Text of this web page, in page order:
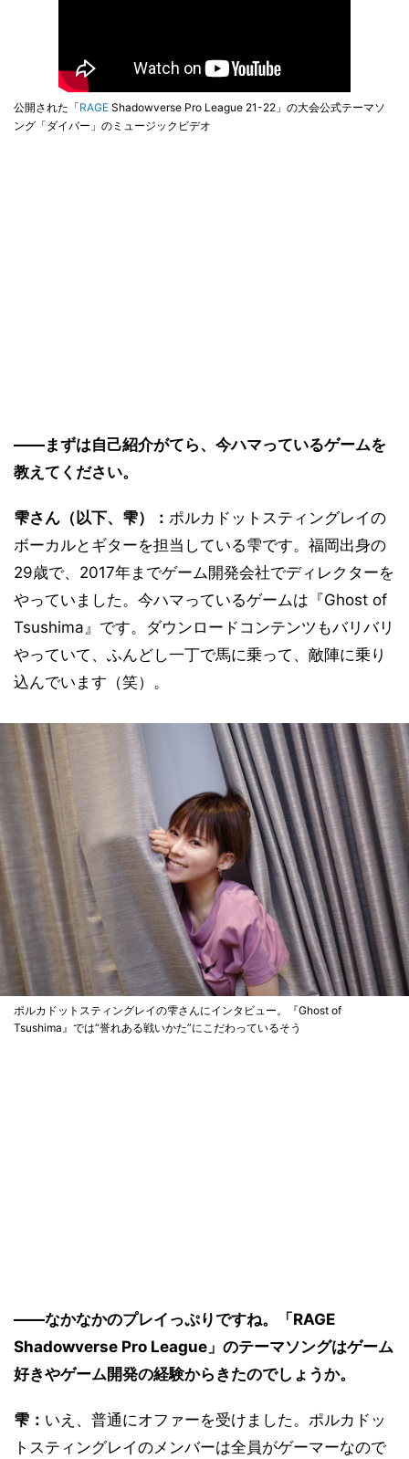
公開された「RAGE Shadowverse Pro League 21-22」の大会公式テーマソ
ング「ダイバー」のミュージックビデオ
――まずは自己紹介がてら、今ハマっているゲームを
教えてください。
雫さん（以下、雫）： ポルカドットスティングレイの
ボーカルとギターを担当している雫です。福岡出身の
29歳で、2017年までゲーム開発会社でディレクターを
やっていました。今ハマっているゲームは『Ghost of
Tsushima』です。ダウンロードコンテンツもバリバリ
やっていて、ふんどし一丁で馬に乗って、敵陣に乗り
込んでいます（笑）。
ポルカドットスティングレイの雫さんにインタビュー。『Ghost of
Tsushima』では“誉れある戦いかた”にこだわっているそう
――なかなかのプレイっぷりですね。「RAGE
Shadowverse Pro League」のテーマソングはゲーム
好きやゲーム開発の経験からきたのでしょうか。
雫： いえ、普通にオファーを受けました。ポルカドッ
トスティングレイのメンバーは全員がゲーマーなので